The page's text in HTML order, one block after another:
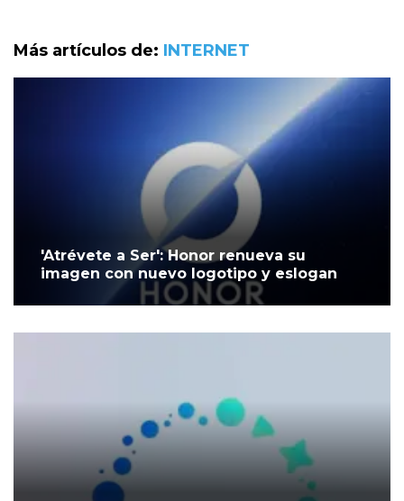
Más artículos de: INTERNET
'Atrévete a Ser': Honor renueva su
imagen con nuevo logotipo y eslogan